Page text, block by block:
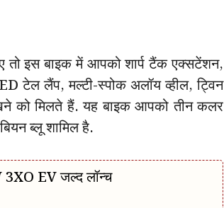
तो इस बाइक में आपको शार्प टैंक एक्सटेंशन,
टेल लैंप, मल्टी-स्पोक अलॉय व्हील, ट्विन
को मिलते हैं. यह बाइक आपको तीन कलर
ब्लू शामिल है.
EV जल्द लॉन्च